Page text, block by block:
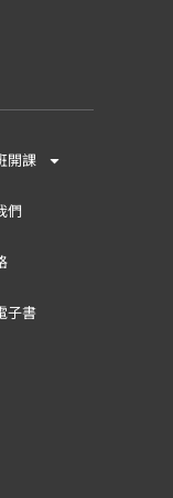
開課
們
子書